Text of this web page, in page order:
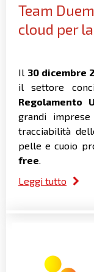
Team
cloud per
Il 30 dicembre
il settore
Regolamento
grandi imprese
tracciabilità
pelle e cuoio
free.
Leggi tutto